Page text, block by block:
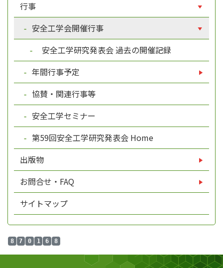
行事
安全工学会開催行事
安全工学研究発表会 過去の開催記録
年間行事予定
協賛・関連行事等
安全工学セミナー
第59回安全工学研究発表会 Home
出版物
お問合せ・FAQ
サイトマップ
8 7 0 1 6 8